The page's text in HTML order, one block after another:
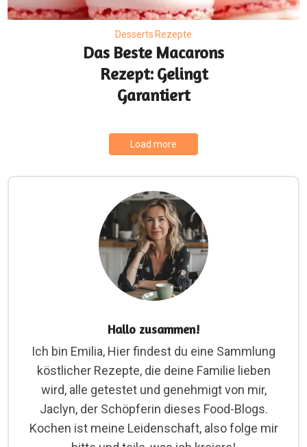
Desserts Rezepte
Das Beste Macarons
Rezept: Gelingt
Garantiert
Load more
Hallo zusammen!
Ich bin Emilia, Hier findest du eine Sammlung
köstlicher Rezepte, die deine Familie lieben
wird, alle getestet und genehmigt von mir,
Jaclyn, der Schöpferin dieses Food-Blogs.
Kochen ist meine Leidenschaft, also folge mir